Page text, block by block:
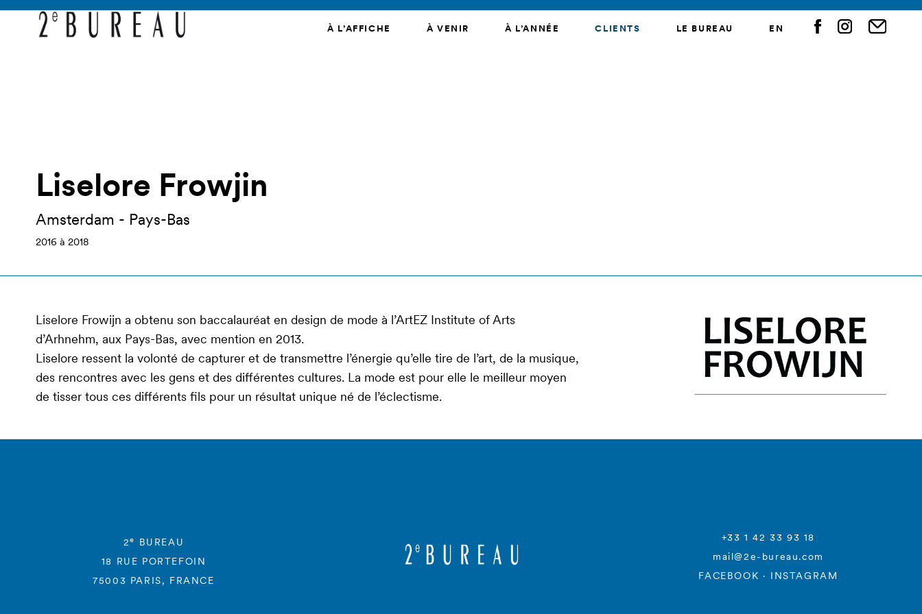
À L’AFFICHE À VENIR À L’ANNÉE CLIENTS LE BUREAU EN
Liselore Frowjin
Amsterdam - Pays-Bas
2016 à 2018
Liselore Frowijn a obtenu son baccalauréat en design de mode à l’ArtEZ Institute of Arts
d’Arhnehm, aux Pays-Bas, avec mention en 2013.
Liselore ressent la volonté de capturer et de transmettre l’énergie qu’elle tire de l’art, de la musique,
des rencontres avec les gens et des différentes cultures. La mode est pour elle le meilleur moyen
de tisser tous ces différents fils pour un résultat unique né de l’éclectisme.
2e
BUREAU
18 RUE PORTEFOIN
75003 PARIS, FRANCE
+33 1 42 33 93 18
mail@2e-bureau.com
FACEBOOK · INSTAGRAM